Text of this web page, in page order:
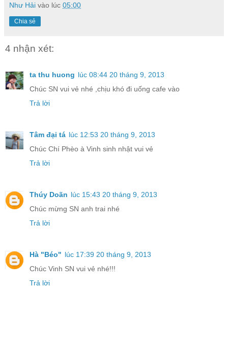
Như Hải vào lúc 05:00
Chia sẻ
4 nhận xét:
ta thu huong lúc 08:44 20 tháng 9, 2013
Chúc SN vui vẻ nhé ,chịu khó đi uống cafe vào
Trả lời
Tâm đại tá lúc 12:53 20 tháng 9, 2013
Chúc Chí Phèo à Vinh sinh nhật vui vẻ
Trả lời
Thúy Doãn lúc 15:43 20 tháng 9, 2013
Chúc mừng SN anh trai nhé
Trả lời
Hà "Béo" lúc 17:39 20 tháng 9, 2013
Chúc Vinh SN vui vẻ nhé!!!
Trả lời